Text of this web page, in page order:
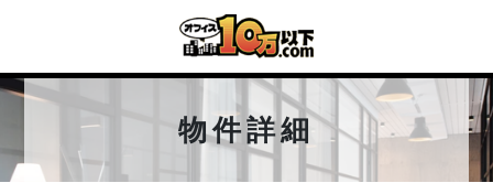
物件詳細